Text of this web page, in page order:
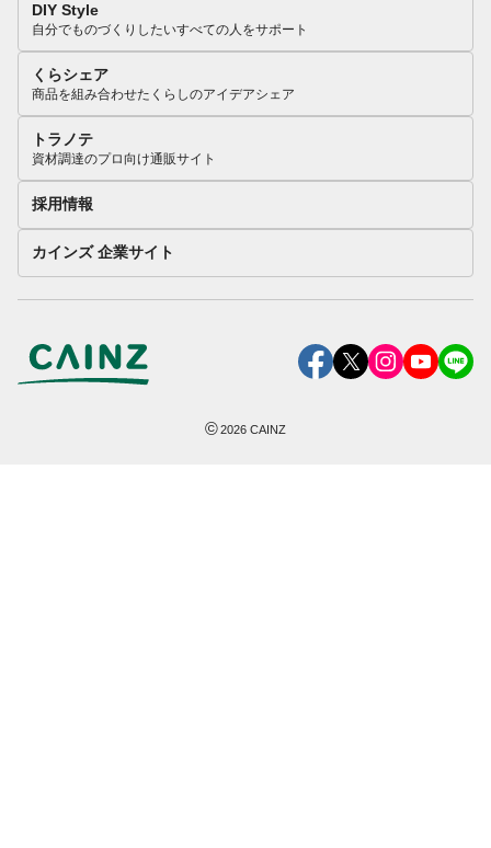
DIY Style
自分でものづくりしたいすべての人をサポート
くらシェア
商品を組み合わせたくらしのアイデアシェア
トラノテ
資材調達のプロ向け通販サイト
採用情報
カインズ 企業サイト
©2026 CAINZ